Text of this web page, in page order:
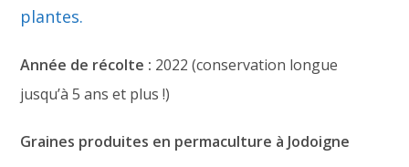
plantes.
Année de récolte : 2022 (conservation longue
jusqu’à 5 ans et plus !)
Graines produites en permaculture à Jodoigne